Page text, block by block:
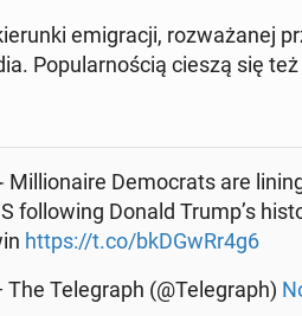
emi­gra­cji, roz­wa­ża­nej
Po­pu­lar­no­ścią cieszą się
Mil­lio­na­ire De­mo­crats are
fol­lo­wing Donald Trump’s
https://t.co/bkDGwRr4g6
The Te­le­graph (@Te­le­graph)